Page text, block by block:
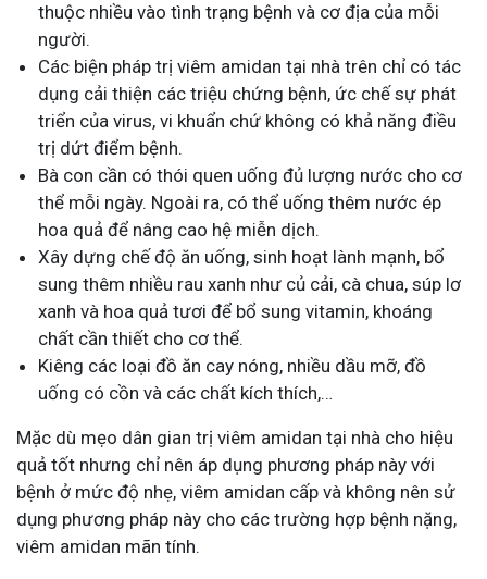
thuộc nhiều vào tình trạng bệnh và cơ địa của mỗi
người.
Các biện pháp trị viêm amidan tại nhà trên chỉ có tác
dụng cải thiện các triệu chứng bệnh, ức chế sự phát
triển của virus, vi khuẩn chứ không có khả năng điều
trị dứt điểm bệnh.
Bà con cần có thói quen uống đủ lượng nước cho cơ
thể mỗi ngày. Ngoài ra, có thể uống thêm nước ép
hoa quả để nâng cao hệ miễn dịch.
Xây dựng chế độ ăn uống, sinh hoạt lành mạnh, bổ
sung thêm nhiều rau xanh như củ cải, cà chua, súp lơ
xanh và hoa quả tươi để bổ sung vitamin, khoáng
chất cần thiết cho cơ thể.
Kiêng các loại đồ ăn cay nóng, nhiều dầu mỡ, đồ
uống có cồn và các chất kích thích,…
Mặc dù mẹo dân gian trị viêm amidan tại nhà cho hiệu
quả tốt nhưng chỉ nên áp dụng phương pháp này với
bệnh ở mức độ nhẹ, viêm amidan cấp và không nên sử
dụng phương pháp này cho các trường hợp bệnh nặng,
viêm amidan mãn tính.